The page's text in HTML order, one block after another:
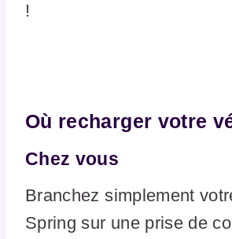
!
Où recharger votre
Chez vous
Branchez simplement
Spring sur une prise de